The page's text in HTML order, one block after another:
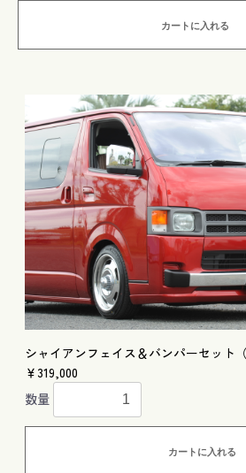
カートに入れる
シャイアンフェイス＆バンパーセット
￥319,000
数量
カートに入れる